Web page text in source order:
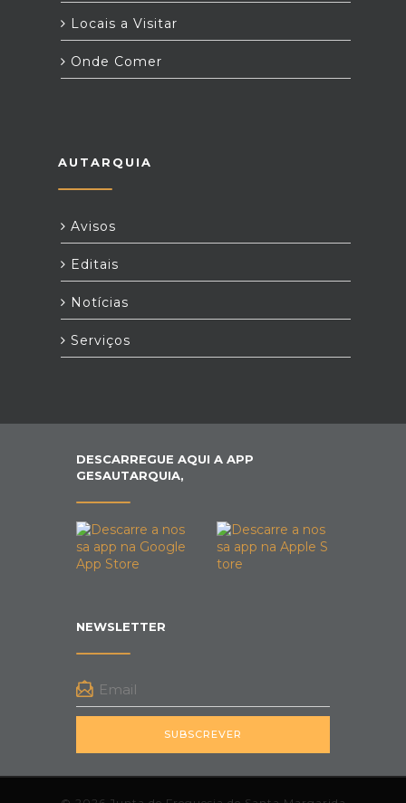
Locais a Visitar
Onde Comer
AUTARQUIA
Avisos
Editais
Notícias
Serviços
DESCARREGUE AQUI A APP
GESAUTARQUIA,
NEWSLETTER
SUBSCREVER